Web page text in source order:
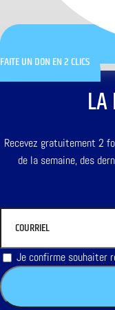
FAITE UN DON EN 2 CLICS
LA
Recevez gratuitement 2
de la semaine, des
Je confirme souhaiter